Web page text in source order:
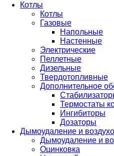
Котлы
Котлы
Газовые
Напольные
Настенные
Электрические
Пеллетные
Дизельные
Твердотопливные
Дополнительное
Термостаты
Ингибиторы
Дозаторы
Дымоудаление и
Дымоудаление и
Оцинковка